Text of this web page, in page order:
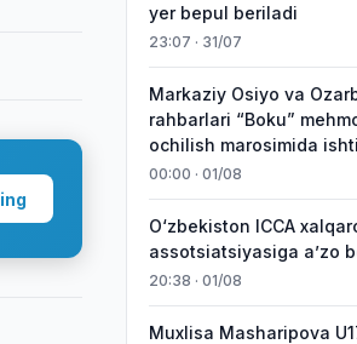
yer bepul beriladi
23:07 · 31/07
Markaziy Osiyo va
rahbarlari “Boku”
ochilish marosimida
00:00 · 01/08
O‘zbekiston ICCA
assotsiatsiyasiga aʼzo
20:38 · 01/08
Muxlisa Masharipova